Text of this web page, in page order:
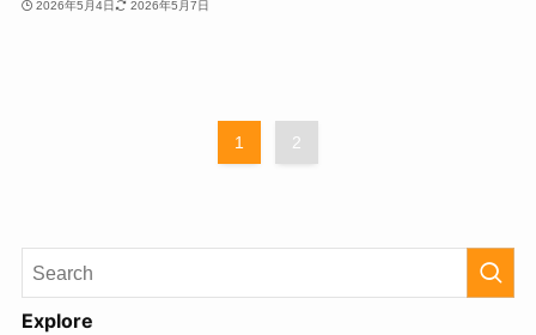
2026年5月4日 2026年5月7日
1 2
Explore